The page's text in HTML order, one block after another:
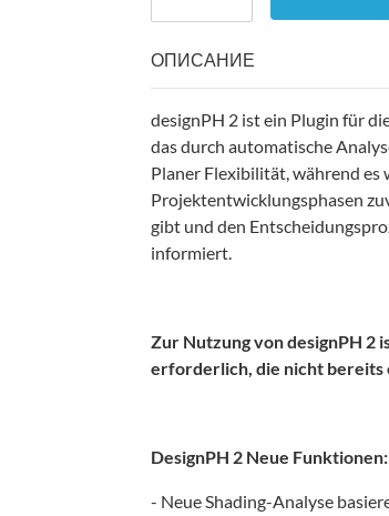
ОПИСАНИЕ
designPH 2 ist ein Plugin für
das durch automatische
Planer Flexibilität, während es
Projektentwicklungsphasen
gibt und den
informiert.
Zur Nutzung von designPH 2
erforderlich, die nicht bereits
DesignPH 2 Neue Funktionen:
- Neue Shading-Analyse